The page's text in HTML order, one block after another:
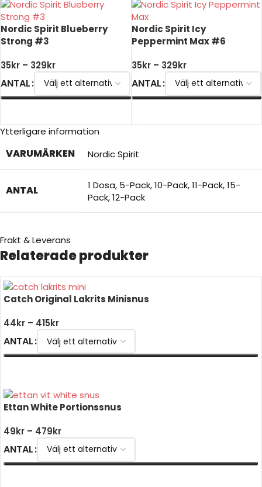
Nordic Spirit Blueberry
Strong #3
35kr – 329kr
ANTAL
Nordic Spirit Icy
Peppermint Max #6
35kr – 329kr
ANTAL
Ytterligare information
VARUMÄRKEN Nordic Spirit
ANTAL 1 Dosa, 5-Pack,10-Pack,11-Pack,15-
Pack,12-Pack
Frakt & Leverans
Relaterade produkter
Catch Original Lakrits Minisnus
44kr – 415kr
ANTAL
Ettan White Portionssnus
49kr – 479kr
ANTAL